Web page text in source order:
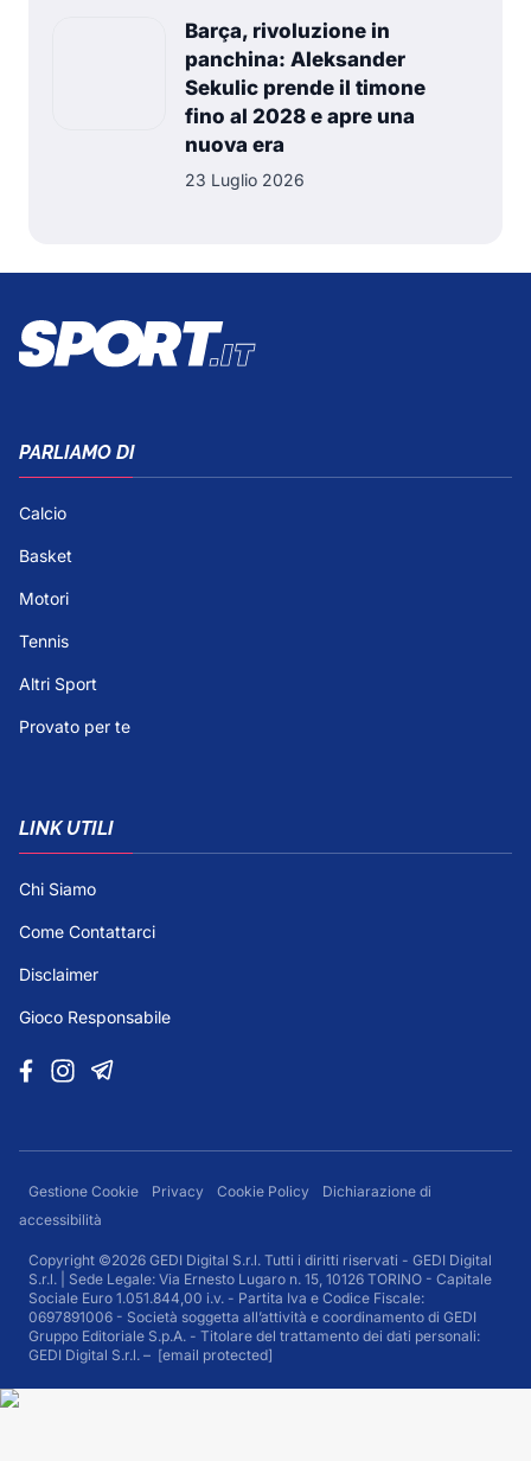
Barça, rivoluzione in
panchina: Aleksander
Sekulic prende il timone
fino al 2028 e apre una
nuova era
23 Luglio 2026
PARLIAMO DI
Calcio
Basket
Motori
Tennis
Altri Sport
Provato per te
LINK UTILI
Chi Siamo
Come Contattarci
Disclaimer
Gioco Responsabile
Gestione Cookie Privacy Cookie Policy
Dichiarazione di
accessibilità
Copyright ©2026 GEDI Digital S.r.l. Tutti i diritti riservati - GEDI Digital
S.r.l. | Sede Legale: Via Ernesto Lugaro n. 15, 10126 TORINO - Capitale
Sociale Euro 1.051.844,00 i.v. - Partita Iva e Codice Fiscale:
0697891006 - Società soggetta all’attività e coordinamento di GEDI
Gruppo Editoriale S.p.A. - Titolare del trattamento dei dati personali:
GEDI Digital S.r.l. – [email protected]